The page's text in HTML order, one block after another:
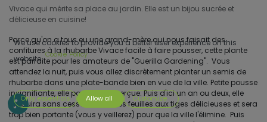
Vivace qui mérite sa place au jardin. Elle est un bijou sucrée et
délicieuse en cuisine!
Parce qu'on a tous eu une grand-mère qui nous faisait des
confitures à la rhubarbe Vivace facile à faire pousser, cette plante
est parfaite pour les amateurs de "Guerilla Gardening". Vous
attendez la nuit, puis vous allez discrètement planter un semis de
rhubarbe dans une plate-bande bien en vue de la ville. Petite pousse
insignifiante, elle passera inaperçue. Puis d'ici un an ou deux, elle
produira sans cesse d'éternelles feuilles aux tiges délicieuses et sera
trop bien portante (vous y veillerez) pour que la ville l'élimine. Puis
We use cookies to provide you a better user experience on this
website. Cookie Policy
Only essentials Allow all Customize